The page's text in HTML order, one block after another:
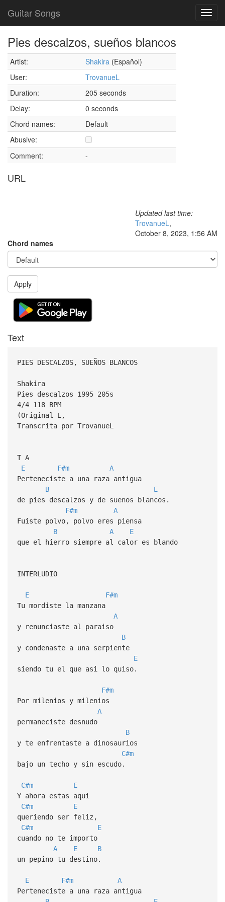
Guitar Songs
Pies descalzos, sueños blancos
Artist: Shakira (Español)
User:
TrovanueL
Duration:
205 seconds
Delay:
0 seconds
Chord names:
Default
Abusive:
Comment:
-
URL
Updated last time:
TrovanueL,
October 8, 2023, 1:56 AM
Chord names
Apply
Text
PIES DESCALZOS, SUEÑOS BLANCOS
Shakira
Pies descalzos 1995 205s
4/4 118 BPM
(Original E,
Transcrita por TrovanueL
T A
E
F#m
A
Perteneciste a una raza antigua
B
E
de pies descalzos y de suenos blancos.
F#m
A
Fuiste polvo, polvo eres piensa
B
A
E
que el hierro siempre al calor es blando
INTERLUDIO
E
F#m
Tu mordiste la manzana
A
y renunciaste al paraiso
B
y condenaste a una serpiente
E
siendo tu el que asi lo quiso.
F#m
Por milenios y milenios
A
permaneciste desnudo
B
y te enfrentaste a dinosaurios
C#m
bajo un techo y sin escudo.
C#m
E
Y ahora estas aqui
C#m
E
queriendo ser feliz,
C#m
E
cuando no te importo
A
E
B
un pepino tu destino.
E F#m
A
Perteneciste a una raza antigua